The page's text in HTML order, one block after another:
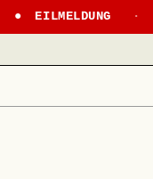
EILMELDUNG ·